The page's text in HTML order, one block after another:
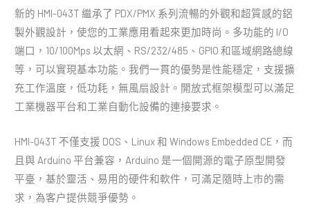
新的 HMI-043T 繼承了 PDX/PMX 系列流暢的外觀和超質感的鋁
製外觀設計，使您的工業應用看起來更加時尚。多功能的 I/O
端口，10/100Mps 以太網、RS/232/485、GPIO 和區域網路總線
等，可以實現基本功能。我們一貫的優勢是性能穩定，支援擴
充工作溫度，低功耗，無風扇設計。開放式框架模型可以滿足
工業機器平台和工業自動化設備的連接要求。
HMI-043T 不僅支援 DOS、Linux 和 Windows Embedded CE，而
且與 Arduino 平台兼容，Arduino 是一個開源的電子原型開發
平臺，基於靈活、易用的硬件和軟件，可滿足隨時上市的需
求，為客户提供競爭優勢。